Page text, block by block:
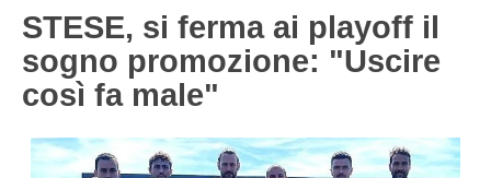
STESE, si ferma ai playoff il
sogno promozione: "Uscire
così fa male"